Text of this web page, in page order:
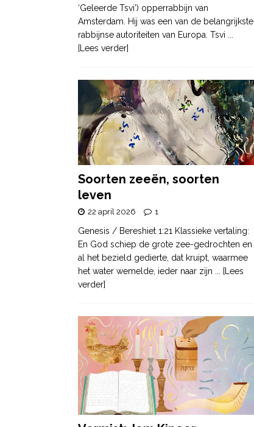
‘Geleerde Tsvi’) opperrabbijn van
Amsterdam. Hij was een van de belangrijkste
rabbijnse autoriteiten van Europa. Tsvi
[Lees verder]
Soorten zeeën, soorten
leven
22 april 2026 1
Genesis / Bereshiet 1:21 Klassieke vertaling:
En God schiep de grote zee-gedrochten en
al het bezield gedierte, dat kruipt, waarmee
het water wemelde, ieder naar zijn ... [Lees
verder]